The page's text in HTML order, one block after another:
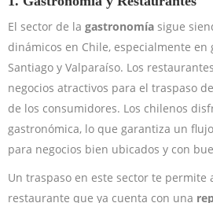
El sector de la gastronomía sigue
dinámicos en Chile, especialmente
Santiago y Valparaíso. Los
negocios atractivos para el traspaso
de los consumidores. Los chilenos
gastronómica, lo que garantiza un
para negocios bien ubicados y con
Un traspaso en este sector te permite
restaurante que ya cuenta con una